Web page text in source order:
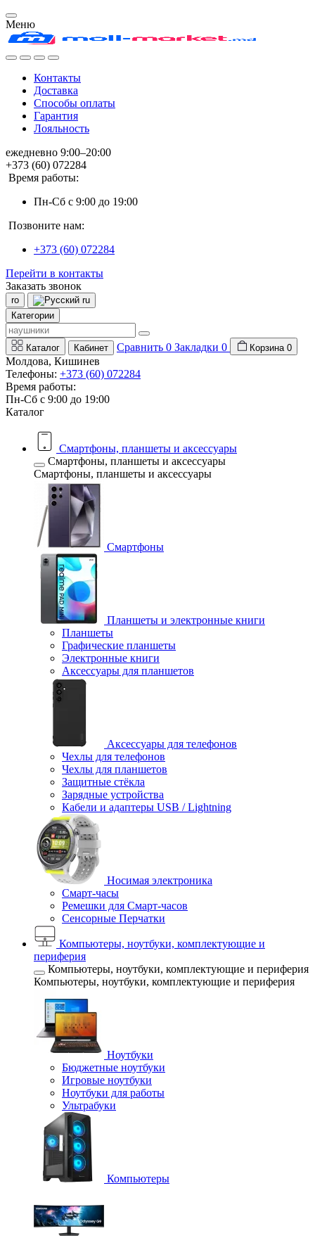
Меню
Контакты
Доставка
Способы оплаты
Гарантия
Лояльность
ежедневно 9:00–20:00
+373 (60) 072284
Время работы:
Пн-Сб с 9:00 до 19:00
Позвоните нам:
+373 (60) 072284
Перейти в контакты
Заказать звонок
ro
ru
Категории
Каталог Кабинет Сравнить 0 Закладки 0 Корзина 0
Молдова, Кишинев
Телефоны: +373 (60) 072284
Время работы:
Пн-Сб с 9:00 до 19:00
Каталог
Смартфоны, планшеты и аксессуары
Смартфоны, планшеты и аксессуары
Смартфоны, планшеты и аксессуары
Смартфоны
Планшеты и электронные книги
Планшеты
Графические планшеты
Электронные книги
Аксессуары для планшетов
Аксессуары для телефонов
Чехлы для телефонов
Чехлы для планшетов
Защитные стёкла
Зарядные устройства
Кабели и адаптеры USB / Lightning
Носимая электроника
Смарт-часы
Ремешки для Смарт-часов
Сенсорные Перчатки
Компьютеры, ноутбуки, комплектующие и
периферия
Компьютеры, ноутбуки, комплектующие и периферия
Компьютеры, ноутбуки, комплектующие и периферия
Ноутбуки
Бюджетные ноутбуки
Игровые ноутбуки
Ноутбуки для работы
Ультрабуки
Компьютеры